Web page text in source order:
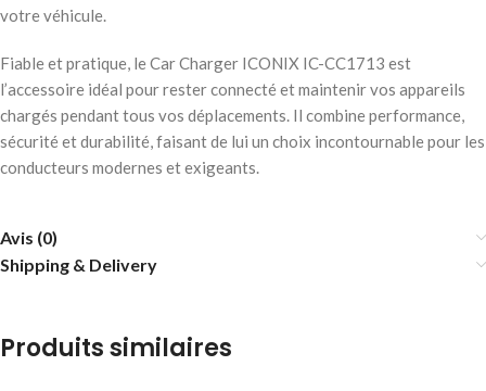
votre véhicule.
Fiable et pratique, le Car Charger ICONIX IC-CC1713 est
l’accessoire idéal pour rester connecté et maintenir vos appareils
chargés pendant tous vos déplacements. Il combine performance,
sécurité et durabilité, faisant de lui un choix incontournable pour les
conducteurs modernes et exigeants.
Avis (0)
Shipping & Delivery
Produits similaires